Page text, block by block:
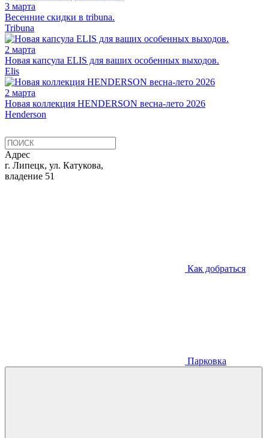
3 марта
Весенние скидки в tribuna.
Tribuna
2 марта
Новая капсула ELIS для ваших особенных выходов.
Elis
2 марта
Новая коллекция HENDERSON весна-лето 2026
Henderson
Адрес
г. Липецк, ул. Катукова,
владение 51
Как добраться
Парковка